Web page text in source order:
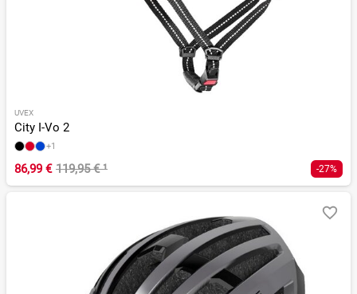
UVEX
City I-Vo 2
+1
86,99 € 119,95 €¹ -27%